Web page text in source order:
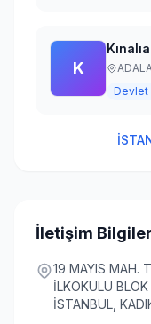
K
Devlet
İletişim
19 MAYIS MAH.
İLKOKULU
İSTANBUL,